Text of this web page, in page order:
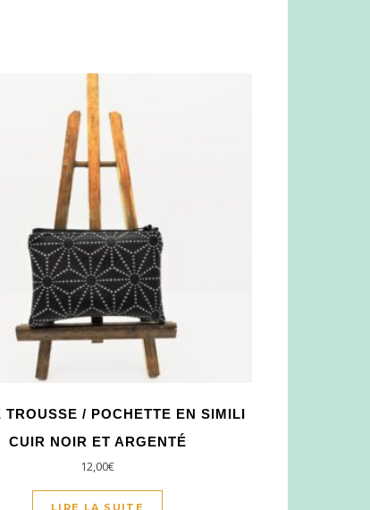
TROUSSE / POCHETTE EN SIMILI
CUIR NOIR ET ARGENTÉ
12,00€
LIRE LA SUITE